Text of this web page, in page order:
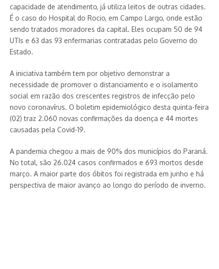
capacidade de atendimento, já utiliza leitos de outras cidades.
É o caso do Hospital do Rocio, em Campo Largo, onde estão
sendo tratados moradores da capital. Eles ocupam 50 de 94
UTIs e 63 das 93 enfermarias contratadas pelo Governo do
Estado.
A iniciativa também tem por objetivo demonstrar a
necessidade de promover o distanciamento e o isolamento
social em razão dos crescentes registros de infecção pelo
novo coronavírus. O boletim epidemiológico desta quinta-feira
(02) traz 2.060 novas confirmações da doença e 44 mortes
causadas pela Covid-19.
A pandemia chegou a mais de 90% dos municípios do Paraná.
No total, são 26.024 casos confirmados e 693 mortos desde
março. A maior parte dos óbitos foi registrada em junho e há
perspectiva de maior avanço ao longo do período de inverno.